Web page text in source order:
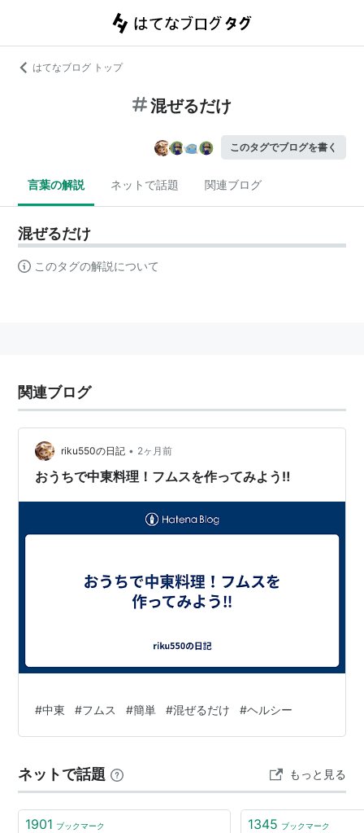
はてなブログ トップ
混ぜるだけ
このタグでブログを書く
言葉の解説 ネットで話題 関連ブログ
混ぜるだけ
このタグの解説について
関連ブログ
riku550の日記 • 2ヶ月前
おうちで中東料理！フムスを作ってみよう‼
#中東 #フムス #簡単 #混ぜるだけ #ヘルシー
ネットで話題 もっと見る
1901 ブックマーク 1345 ブックマーク